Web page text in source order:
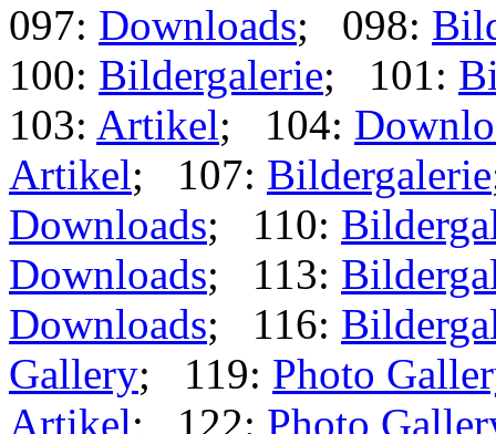
097: Downloads; 098:
100: Bildergalerie; 101:
103: Artikel; 104:
Artikel; 107: Bildergalerie
Downloads; 110:
Downloads; 113:
Downloads; 116:
Gallery; 119: Photo
Artikel; 122: Photo